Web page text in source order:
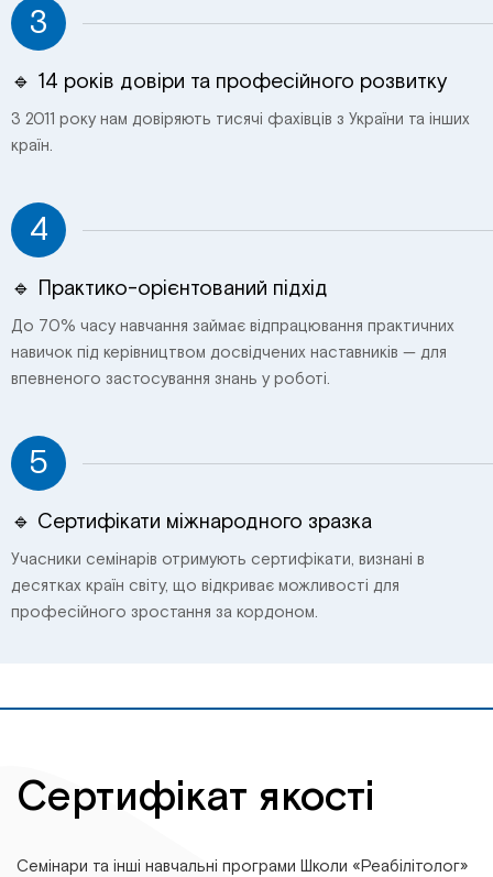
3
🔹 14 років довіри та професійного розвитку
З 2011 року нам довіряють тисячі фахівців з України та інших
країн.
4
🔹 Практико-орієнтований підхід
До 70% часу навчання займає відпрацювання практичних
навичок під керівництвом досвідчених наставників — для
впевненого застосування знань у роботі.
5
🔹 Сертифікати міжнародного зразка
Учасники семінарів отримують сертифікати, визнані в
десятках країн світу, що відкриває можливості для
професійного зростання за кордоном.
Сертифікат якості
Семінари та інші навчальні програми Школи «Реабілітолог»